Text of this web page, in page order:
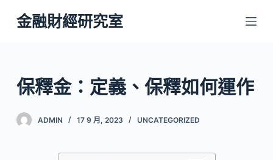
跳
至
內
容
金融財經研究室
保釋金：定義、保釋如何運作
ADMIN 17 9 月, 2023 UNCATEGORIZED